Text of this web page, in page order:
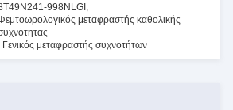
998NLGI ,
μεταφραστής καθολικής
Γενικός μεταφραστής συχνοτήτων